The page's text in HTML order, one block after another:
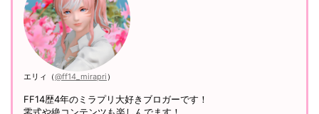
エリィ（@ff14_mirapri）
FF14歴4年のミラプリ大好きブロガーです！